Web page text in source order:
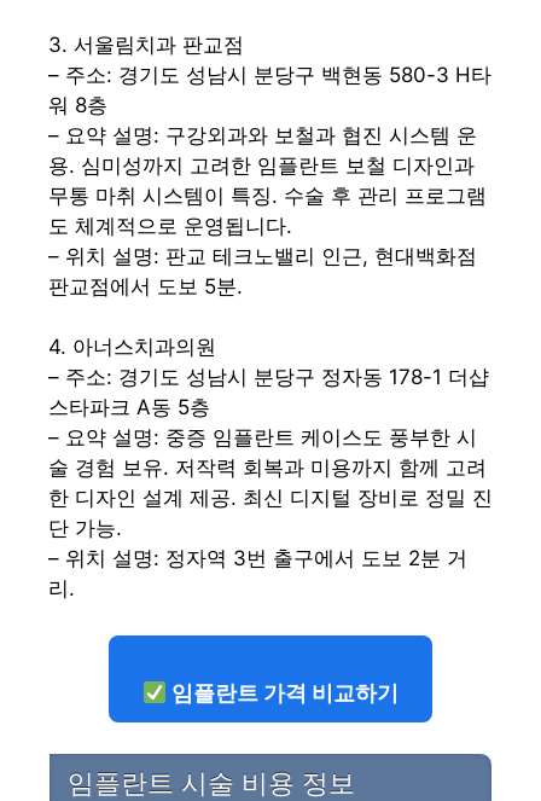
3. 서울림치과 판교점
– 주소: 경기도 성남시 분당구 백현동 580-3 H타
워 8층
– 요약 설명: 구강외과와 보철과 협진 시스템 운
용. 심미성까지 고려한 임플란트 보철 디자인과
무통 마취 시스템이 특징. 수술 후 관리 프로그램
도 체계적으로 운영됩니다.
– 위치 설명: 판교 테크노밸리 인근, 현대백화점
판교점에서 도보 5분.
4. 아너스치과의원
– 주소: 경기도 성남시 분당구 정자동 178-1 더샵
스타파크 A동 5층
– 요약 설명: 중증 임플란트 케이스도 풍부한 시
술 경험 보유. 저작력 회복과 미용까지 함께 고려
한 디자인 설계 제공. 최신 디지털 장비로 정밀 진
단 가능.
– 위치 설명: 정자역 3번 출구에서 도보 2분 거
리.
임플란트 가격 비교하기
임플란트 시술 비용 정보